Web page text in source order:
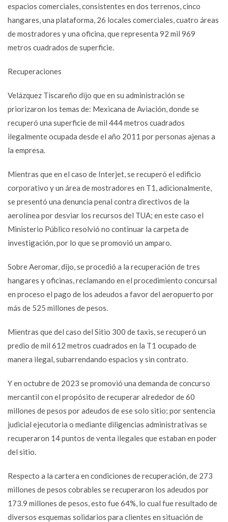
espacios comerciales, consistentes en dos terrenos, cinco
hangares, una plataforma, 26 locales comerciales, cuatro áreas
de mostradores y una oficina, que representa 92 mil 969
metros cuadrados de superficie.
Recuperaciones
Velázquez Tiscareño dijo que en su administración se
priorizaron los temas de: Mexicana de Aviación, donde se
recuperó una superficie de mil 444 metros cuadrados
ilegalmente ocupada desde el año 2011 por personas ajenas a
la empresa.
Mientras que en el caso de Interjet, se recuperó el edificio
corporativo y un área de mostradores en T1, adicionalmente,
se presentó una denuncia penal contra directivos de la
aerolínea por desviar los recursos del TUA; en este caso el
Ministerio Público resolvió no continuar la carpeta de
investigación, por lo que se promovió un amparo.
Sobre Aeromar, dijo, se procedió a la recuperación de tres
hangares y oficinas, reclamando en el procedimiento concursal
en proceso el pago de los adeudos a favor del aeropuerto por
más de 525 millones de pesos.
Mientras que del caso del Sitio 300 de taxis, se recuperó un
predio de mil 612 metros cuadrados en la T1 ocupado de
manera ilegal, subarrendando espacios y sin contrato.
Y en octubre de 2023 se promovió una demanda de concurso
mercantil con el propósito de recuperar alrededor de 60
millones de pesos por adeudos de ese solo sitio; por sentencia
judicial ejecutoria o mediante diligencias administrativas se
recuperaron 14 puntos de venta ilegales que estaban en poder
del sitio.
Respecto a la cartera en condiciones de recuperación, de 273
millones de pesos cobrables se recuperaron los adeudos por
173.9 millones de pesos, esto fue 64%, lo cual fue resultado de
diversos esquemas solidarios para clientes en situación de